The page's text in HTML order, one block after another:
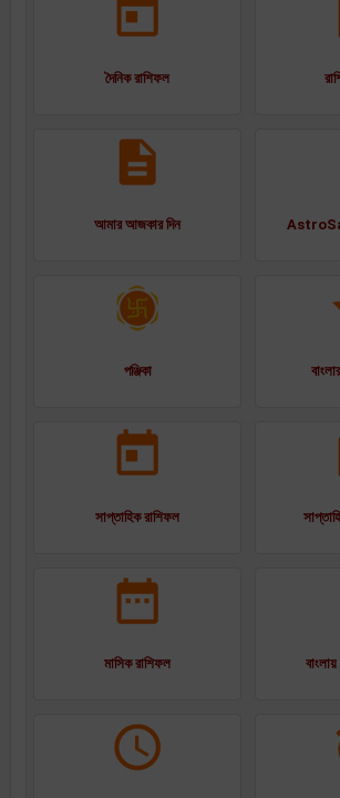
দৈনিক রাশিফল
আমার আজকার দিন
পঞ্জিকা
সাপ্তাহিক রাশিফল
মাসিক রাশিফল